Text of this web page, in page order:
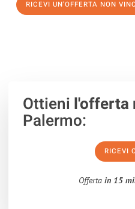
RICEVI UN'OFFERTA NON
Ottieni l'offerta
Palermo:
RICEVI
Offerta in 15